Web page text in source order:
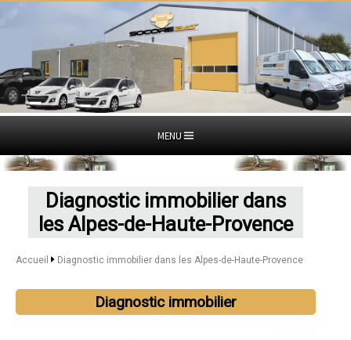
MENU
Diagnostic immobilier dans
les Alpes-de-Haute-Provence
Accueil Diagnostic immobilier dans les Alpes-de-Haute-Provence
Diagnostic immobilier